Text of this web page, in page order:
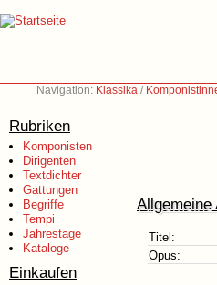
Navigation: Klassika /
Rubriken
Komponisten
Dirigenten
Textdichter
Gattungen
Begriffe
Tempi
Jahrestage
Kataloge
Einkaufen
Allgemeine
Titel:
Opus: